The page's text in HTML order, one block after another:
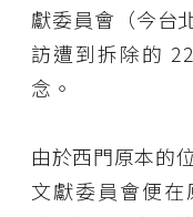
獻委員會（今台
訪遭到拆除的
念。
由於西門原本的
文獻委員會便